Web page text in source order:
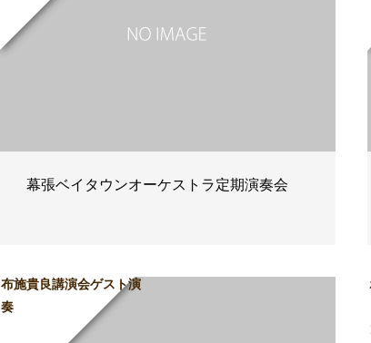
幕張ベイタウンオーケストラ定期演奏会
布施貴良講演会ゲスト演
奏